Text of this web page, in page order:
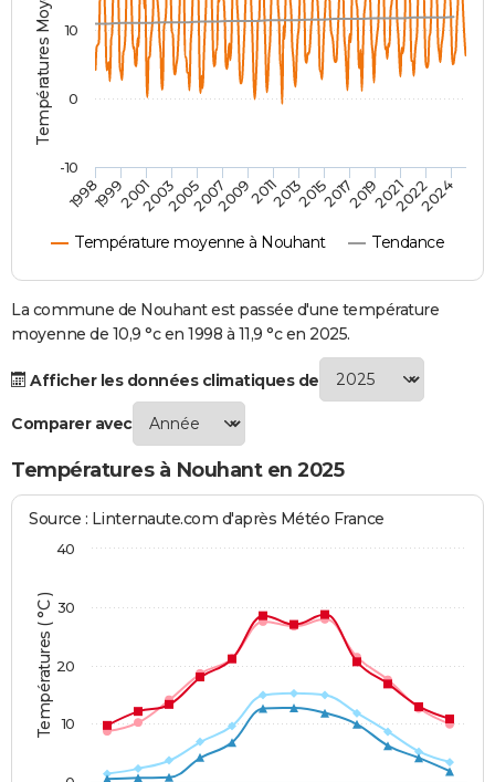
Destinations
City break
Voyage nature
Voyage de noces
Forum
Climat
PHOTO
GUIDES D'ACHAT
BONS PLANS
CARTE DE VOEUX
Carte de Noël
Carte Bonne année
Carte Saint-Valentin
Carte Pâques
Carte d'anniversaire
DICTIONNAIRE
Dictionnaire
Biographies
Citations
Expressions
Proverbes
PROGRAMME TV
S'inscrire
Se connecter
Lycées
Collèges
Primaires
Universités
Entreprises
Service militaire
Avis de recherche
AVIS DE DÉCÈS
FORUM
Bricolage
Lifestyle
Culture
Sport
Auto
Television
Voyage
Cinema
Température moyenne à Nouhant Tendance
199819992001200320052007200920112013201520172019202120222024
-10
0
10
La commune de Nouhant est passée d'une température
moyenne de 10,9 °c en 1998 à 11,9 °c en 2025.
Afficher les données climatiques de
Comparer avec
Températures à Nouhant en 2025
Températures ( °C )
Source : Linternaute.com d'après Météo France
10
20
30
40